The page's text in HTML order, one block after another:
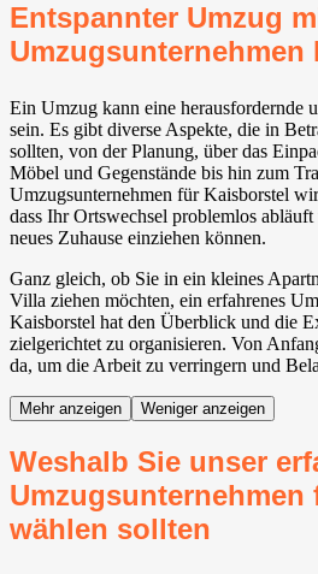
Entspannter Umzug
Umzugsunternehmen
Ein Umzug kann eine herausfordernde
sein. Es gibt diverse Aspekte, die in
sollten, von der Planung, über das
Möbel und Gegenstände bis hin zum
Umzugsunternehmen für Kaisborstel
dass Ihr Ortswechsel problemlos
neues Zuhause einziehen können.
Ganz gleich, ob Sie in ein kleines
Villa ziehen möchten, ein erfahrenes
Kaisborstel hat den Überblick und die
zielgerichtet zu organisieren. Von
da, um die Arbeit zu verringern und
Mehr anzeigen Weniger anzeigen
Weshalb Sie unser
Umzugsunternehmen
wählen sollten